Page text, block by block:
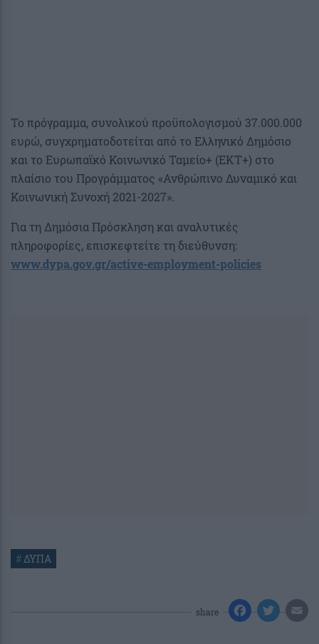
Το πρόγραμμα, συνολικού προϋπολογισμού 37.000.000
ευρώ, συγχρηματοδοτείται από το Ελληνικό Δημόσιο
και το Ευρωπαϊκό Κοινωνικό Ταμείο+ (ΕΚΤ+) στο
πλαίσιο του Προγράμματος «Ανθρώπινο Δυναμικό και
Κοινωνική Συνοχή 2021-2027».
Για τη Δημόσια Πρόσκληση και αναλυτικές
πληροφορίες, επισκεφτείτε τη διεύθυνση:
www.dypa.gov.gr/active-employment-policies
#ΔΥΠΑ
share